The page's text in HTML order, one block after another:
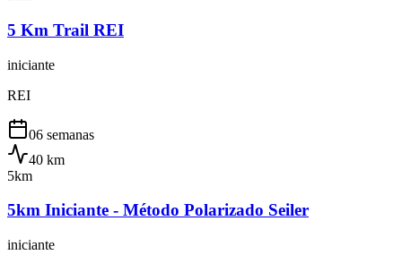
5 Km Trail REI
iniciante
REI
06 semanas
40 km
5km
5km Iniciante - Método Polarizado Seiler
iniciante